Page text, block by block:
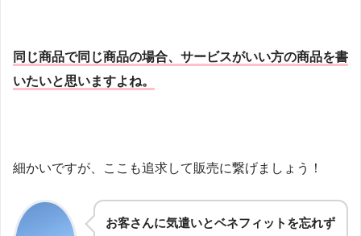
同じ商品で同じ商品の場合、サービスがいい方の商品を書
いたいと思いますよね。
細かいですが、ここも追求して販売に繋げましょう！
お客さんに気遣いとベネフィットを忘れず